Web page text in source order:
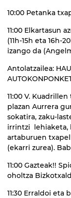
10:00 Petanka
11:00 Elkartasun
(11h-15h eta 16h-
izango da
Antolatzailea:
11:00 V.
plazan Aurrera
sokatira, zaku-
irrintzi lehiaketa,
artaburuen
(ekarri zurea).
11:00 Gazteak!!
oholtza
11:30 Erraldoi